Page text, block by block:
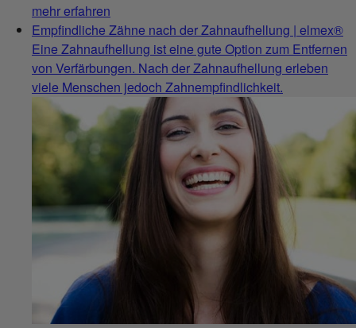
mehr erfahren
Empfindliche Zähne nach der Zahnaufhellung | elmex®
Eine Zahnaufhellung ist eine gute Option zum Entfernen
von Verfärbungen. Nach der Zahnaufhellung erleben
viele Menschen jedoch Zahnempfindlichkeit.